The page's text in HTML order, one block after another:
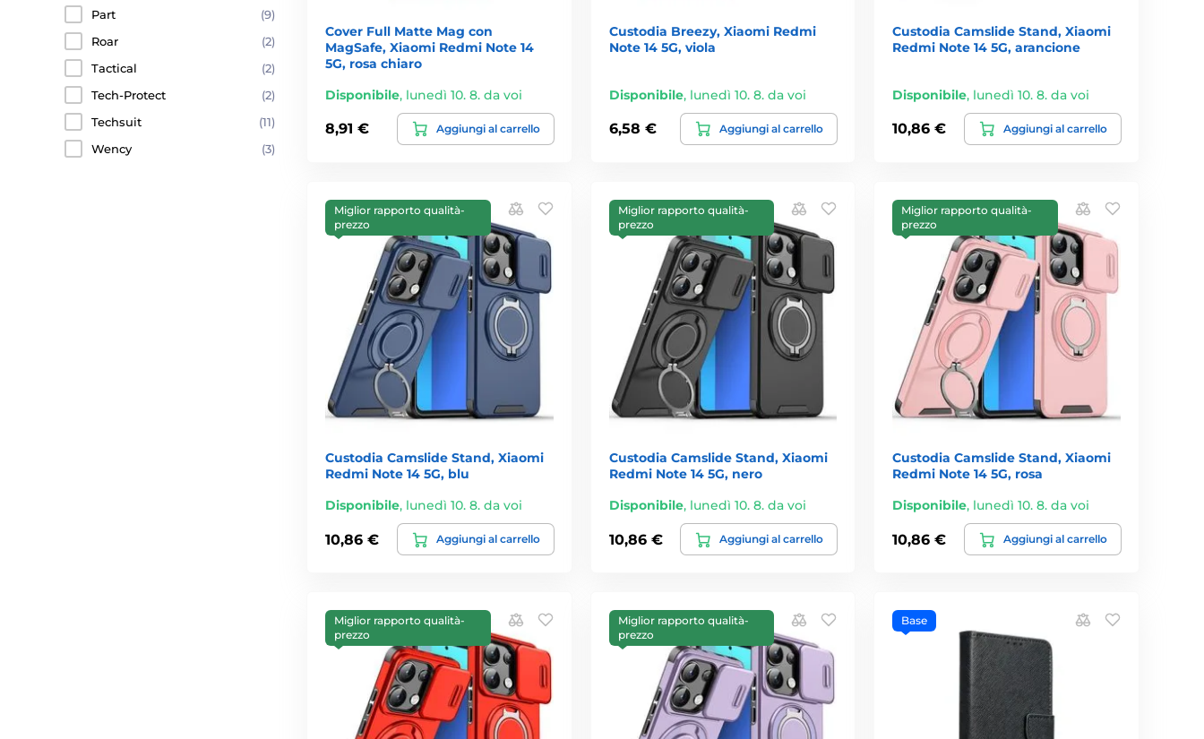
Part
(9)
Roar
(2)
Tactical
(2)
Tech-Protect
(2)
Techsuit
(11)
Wency
(3)
Cover Full Matte Mag con
MagSafe, Xiaomi Redmi Note 14
5G, rosa chiaro
Disponibile, lunedì 10. 8. da voi
8,91 € Aggiungi al carrello
Custodia Breezy, Xiaomi Redmi
Note 14 5G, viola
Disponibile, lunedì 10. 8. da voi
6,58 € Aggiungi al carrello
Custodia Camslide Stand, Xiaomi
Redmi Note 14 5G, arancione
Disponibile, lunedì 10. 8. da voi
10,86 € Aggiungi al carrello
Miglior rapporto qualità-
prezzo
Custodia Camslide Stand, Xiaomi
Redmi Note 14 5G, blu
Disponibile, lunedì 10. 8. da voi
10,86 € Aggiungi al carrello
Miglior rapporto qualità-
prezzo
Custodia Camslide Stand, Xiaomi
Redmi Note 14 5G, nero
Disponibile, lunedì 10. 8. da voi
10,86 € Aggiungi al carrello
Miglior rapporto qualità-
prezzo
Custodia Camslide Stand, Xiaomi
Redmi Note 14 5G, rosa
Disponibile, lunedì 10. 8. da voi
10,86 € Aggiungi al carrello
Miglior rapporto qualità-
prezzo
Miglior rapporto qualità-
prezzo
Base